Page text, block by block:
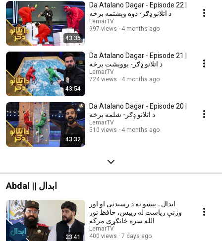
43:35
Da Atalano Dagar - Episode 22 |
د اتلانو ډګر- دوه وېشتمه برخه
LemarTV
997 views
4 months ago
43:54
Da Atalano Dagar - Episode 21 |
د اتلانو ډګر- یوویشت برخه
LemarTV
724 views
4 months ago
43:32
Da Atalano Dagar - Episode 20 |
د اتلانو ډګر- شلمه برخه
LemarTV
510 views
4 months ago
Abdal || ابدال
23:41
ابدال ـ پېښو ته د رسیدنې او اور
وژنې ریاست له رییس، حافظ نور
الله سره ځانګړې مرکه
LemarTV
400 views
7 days ago